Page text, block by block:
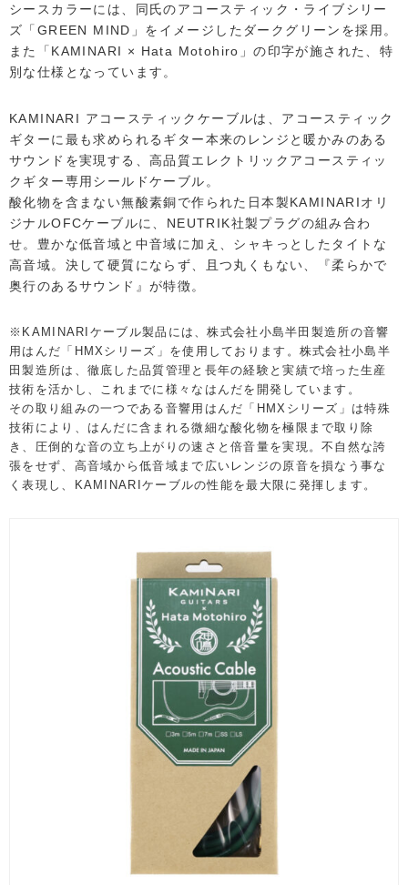
シースカラーには、同氏のアコースティック・ライブシリー
ズ「GREEN MIND」をイメージしたダークグリーンを採用。
また「KAMINARI × Hata Motohiro」の印字が施された、特
別な仕様となっています。
KAMINARI アコースティックケーブルは、アコースティック
ギターに最も求められるギター本来のレンジと暖かみのある
サウンドを実現する、高品質エレクトリックアコースティッ
クギター専用シールドケーブル。
酸化物を含まない無酸素銅で作られた日本製KAMINARIオリ
ジナルOFCケーブルに、NEUTRIK社製プラグの組み合わ
せ。豊かな低音域と中音域に加え、シャキっとしたタイトな
高音域。決して硬質にならず、且つ丸くもない、『柔らかで
奥行のあるサウンド』が特徴。
※KAMINARIケーブル製品には、株式会社小島半田製造所の音響
用はんだ「HMXシリーズ」を使用しております。株式会社小島半
田製造所は、徹底した品質管理と長年の経験と実績で培った生産
技術を活かし、これまでに様々なはんだを開発しています。
その取り組みの一つである音響用はんだ「HMXシリーズ」は特殊
技術により、はんだに含まれる微細な酸化物を極限まで取り除
き、圧倒的な音の立ち上がりの速さと倍音量を実現。不自然な誇
張をせず、高音域から低音域まで広いレンジの原音を損なう事な
く表現し、KAMINARIケーブルの性能を最大限に発揮します。